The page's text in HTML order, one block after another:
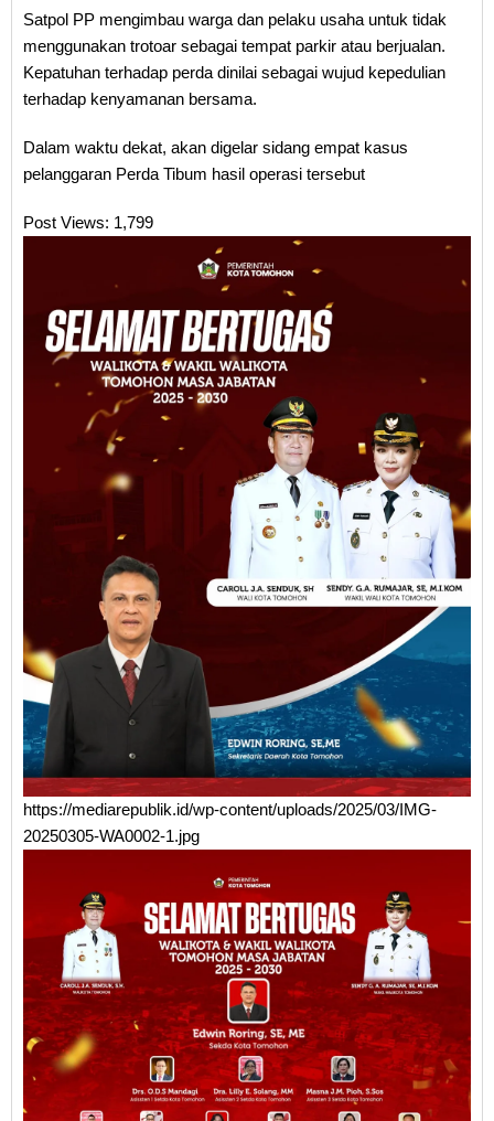
Satpol PP mengimbau warga dan pelaku usaha untuk tidak
menggunakan trotoar sebagai tempat parkir atau berjualan.
Kepatuhan terhadap perda dinilai sebagai wujud kepedulian
terhadap kenyamanan bersama.
Dalam waktu dekat, akan digelar sidang empat kasus
pelanggaran Perda Tibum hasil operasi tersebut
Post Views: 1,799
https://mediarepublik.id/wp-content/uploads/2025/03/IMG-
20250305-WA0002-1.jpg